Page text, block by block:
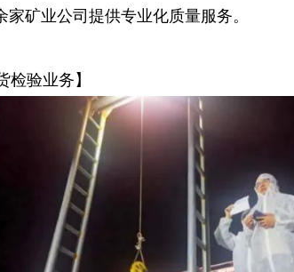
矿业公司提供专业化质量服务。
检验业务】